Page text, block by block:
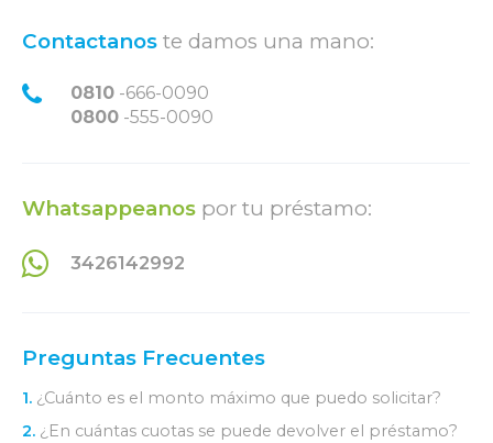
Contactanos te damos una mano:
0810 -666-0090
0800 -555-0090
Whatsappeanos por tu préstamo:
3426142992
Preguntas Frecuentes
1. ¿Cuánto es el monto máximo que puedo solicitar?
2. ¿En cuántas cuotas se puede devolver el préstamo?